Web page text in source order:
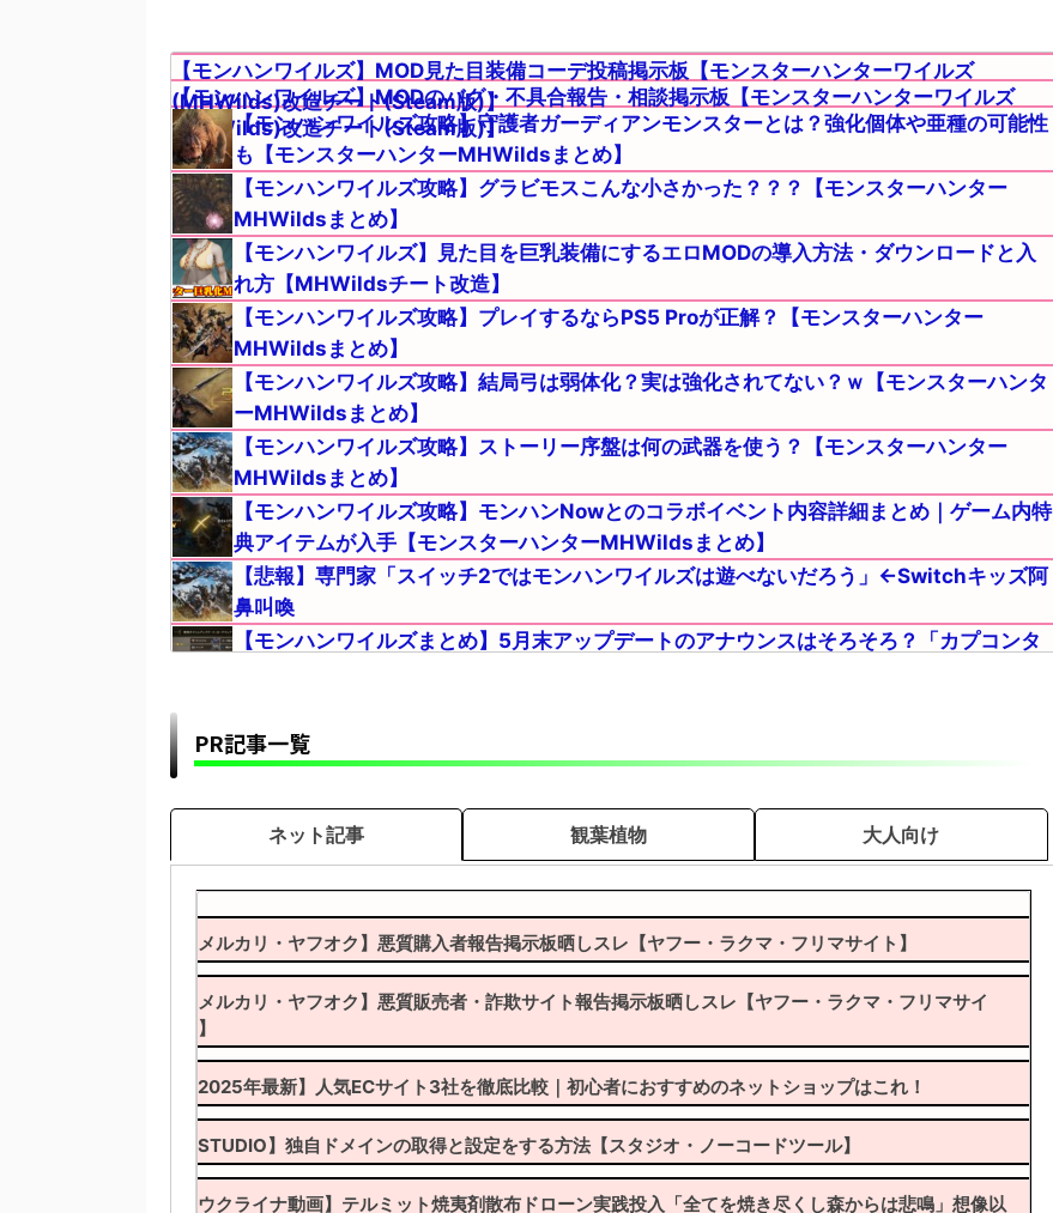
【モンハンワイルズ】MOD見た目装備コーデ投稿掲示板【モンスターハンターワイルズ
(MHWilds)改造チート(Steam版)】
【モンハンワイルズ】MODのバグ・不具合報告・相談掲示板【モンスターハンターワイルズ
(MHWilds)改造チート(Steam版)】
【モンハンワイルズ攻略】守護者ガーディアンモンスターとは？強化個体や亜種の可能性
も【モンスターハンターMHWildsまとめ】
【モンハンワイルズ攻略】グラビモスこんな小さかった？？？【モンスターハンター
MHWildsまとめ】
【モンハンワイルズ】見た目を巨乳装備にするエロMODの導入方法・ダウンロードと入
れ方【MHWildsチート改造】
【モンハンワイルズ攻略】プレイするならPS5 Proが正解？【モンスターハンター
MHWildsまとめ】
【モンハンワイルズ攻略】結局弓は弱体化？実は強化されてない？ｗ【モンスターハンタ
ーMHWildsまとめ】
【モンハンワイルズ攻略】ストーリー序盤は何の武器を使う？【モンスターハンター
MHWildsまとめ】
【モンハンワイルズ攻略】モンハンNowとのコラボイベント内容詳細まとめ｜ゲーム内特
典アイテムが入手【モンスターハンターMHWildsまとめ】
【悲報】専門家「スイッチ2ではモンハンワイルズは遊べないだろう」←Switchキッズ阿
鼻叫喚
【モンハンワイルズまとめ】5月末アップデートのアナウンスはそろそろ？「カプコンタ
MHWildsまとめ】
【モンハンワイルズ】おすすめMODの導入方法一覧｜インストール手順と必要なツール
【モンハンワイルズ】雑談掲示板【モンスターハンターワイルズ(MHWilds)】
【予想】モンハンワイルズの売り上げはどうなると思う？【モンスターハンター
MHWildsまとめ】
入方法と使い方｜起動しない(落ちる)時のエラー不具合の対策対処【MHWildsチート改
造】
【モンハンワイルズまとめ】悲報！麻痺のアーティアはほぼ産廃だぞｗｗ【モンスターハ
ンターMHWilds】
【モンハンワイルズ】フレンド募集掲示板【モンスターハンターワイルズ(MHWilds)】
弓の民度低いかな？ｗｗｗ【モンスターハンターMHWildsまとめ】
【モンハンワイルズ攻略】ププロポルのプレイ動画が公開！公式動画なのにカクカクで批
判殺到ｗｗｗ【モンスターハンターMHWildsまとめ】
【モンハンワイルズ】見た目装備コーデ投稿掲示板【モンスターハンターワイルズ(MHWilds)】
【モンハンワイルズ攻略】集中モードを活かすにはジャイロ必須？おすすめコントローラ
ー紹介【モンスターハンターMHWildsまとめ】
PR記事一覧
ネット記事 観葉植物 大人向け
【メルカリ・ヤフオク】悪質購入者報告掲示板晒しスレ【ヤフー・ラクマ・フリマサイト】
【メルカリ・ヤフオク】悪質販売者・詐欺サイト報告掲示板晒しスレ【ヤフー・ラクマ・フリマサイ
ト】
【2025年最新】人気ECサイト3社を徹底比較｜初心者におすすめのネットショップはこれ！
【STUDIO】独自ドメインの取得と設定をする方法【スタジオ・ノーコードツール】
【ウクライナ動画】テルミット焼夷剤散布ドローン実践投入「全てを焼き尽くし森からは悲鳴」想像以